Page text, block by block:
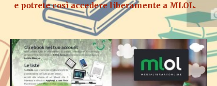
e potrete così accedere liberamente a MLOL.